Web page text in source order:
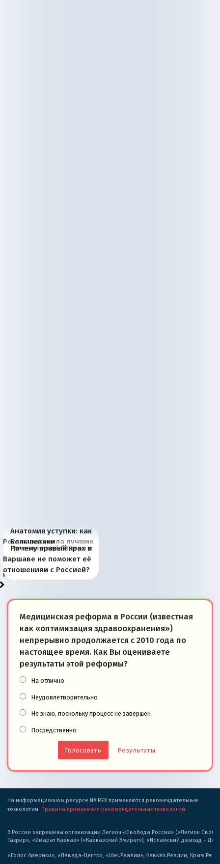
Анатомия уступки: как
Россия потеряла лучшие
рыбопромысловые
районы Баренцева
моря
Большевики
отличаются от «Яблока»
тем, что они -
победители
Киевская марионетка
Запада рассказала о
«переобувании» хозяев
В России назрели
перемены: 15 шагов к
суверенной экономике
Миграционный пожар
Европы
Россия начинает
сбрасывать балласт
Анкориджа
Россия зимой 1904
года: первые уступки во
внутренней политике
Русская нация вчера и
сегодня
Почему правый крах в
Варшаве не поможет её
отношениям с Россией?
Медицинская реформа в России (известная
как «оптимизация здравоохранения»)
непрерывно продолжается с 2010 года по
настоящее время. Как Вы оцениваете
результаты этой реформы?
На отлично
Неудовлетворительно
Не знаю, поскольку процесс не завершён
Посредственно
Результаты
На информационном ресурсе ИА REX применяются рекомендательные
технологии. Правила применения рекомендательных технологий.
В России запрещены организации Легион «Свобода России» («Легион
Тахрир», «Имарат Кавказ» («Кавказский Эмират»), «Исламский джихад –
«Голос Америки», «Левада-Центр», «Idel.Реалии», Кавказ.Реалии,